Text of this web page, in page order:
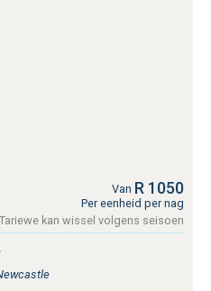
Van R 1050
Per eenheid per nag
kan wissel volgens seisoen